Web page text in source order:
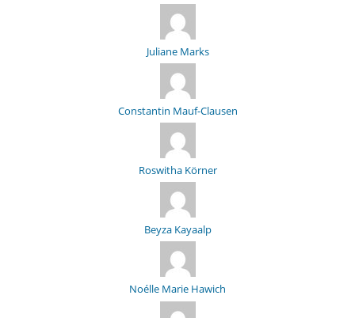
Juliane Marks
Constantin Mauf-Clausen
Roswitha Körner
Beyza Kayaalp
Noélle Marie Hawich